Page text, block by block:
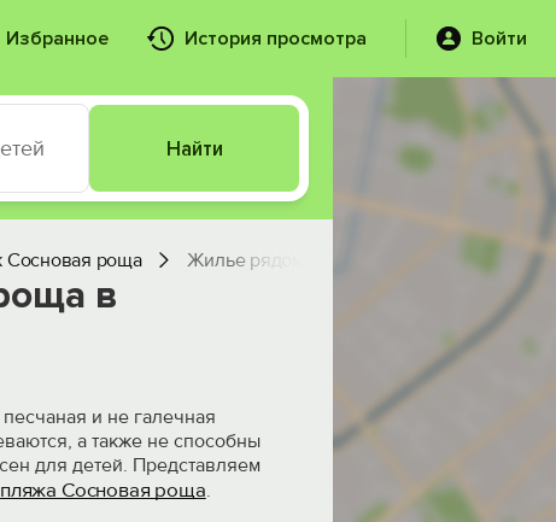
Избранное История просмотра Войти
Найти
Сосновая роща Жилье рядом
в
и не галечная
а также не способны
для детей. Представляем
пляжа Сосновая роща.